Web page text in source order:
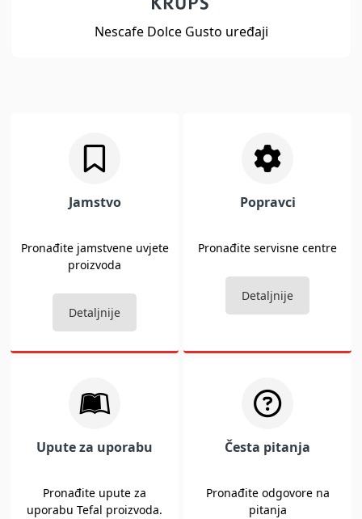
Nescafe Dolce Gusto uređaji
Jamstvo
Pronađite jamstvene uvjete
proizvoda
Detaljnije
Popravci
Pronađite servisne centre
Detaljnije
Upute za uporabu
Pronađite upute za
uporabu Tefal proizvoda.
Česta pitanja
Pronađite odgovore na
pitanja